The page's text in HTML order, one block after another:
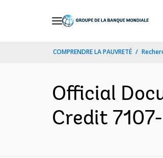
COMPRENDRE LA PAUVRETÉ
Official
Credit